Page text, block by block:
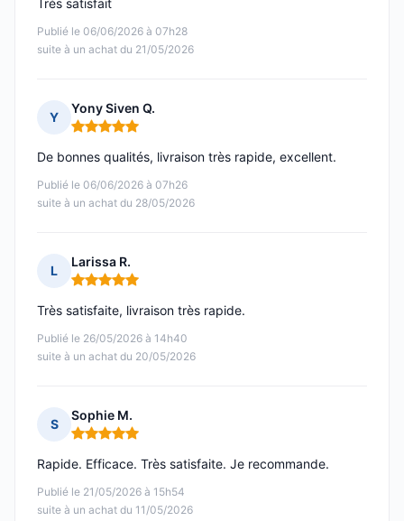
Publié le 06/06/2026 à 07h28
suite à un achat du 21/05/2026
Trés satisfait
Y
Yony Siven Q.
Note : 5 sur 5
Publié le 06/06/2026 à 07h26
suite à un achat du 28/05/2026
De bonnes qualités, livraison très rapide, excellent.
L
Larissa R.
Note : 5 sur 5
Publié le 26/05/2026 à 14h40
suite à un achat du 20/05/2026
Très satisfaite, livraison très rapide.
S
Sophie M.
Note : 5 sur 5
Publié le 21/05/2026 à 15h54
suite à un achat du 11/05/2026
Rapide. Efficace. Très satisfaite. Je recommande.